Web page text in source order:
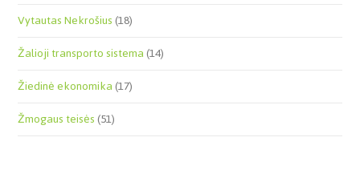
Vytautas Nekrošius(18)
Žalioji transporto sistema(14)
Žiedinė ekonomika(17)
Žmogaus teisės(51)